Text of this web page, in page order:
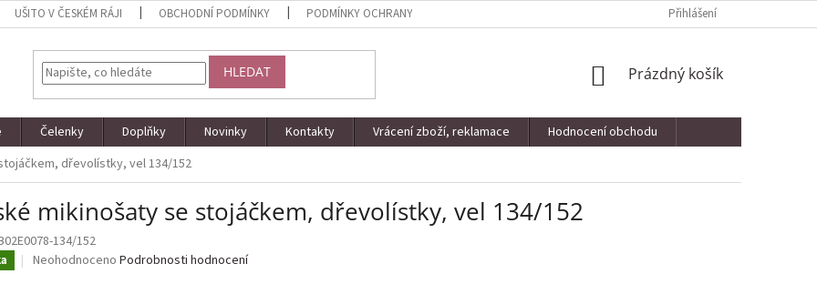
UŠITO V ČESKÉM RÁJI OBCHODNÍ PODMÍNKY PODMÍNKY OCHRANY OSOBNÍCH ÚDAJŮ VRÁCENÍ ZBOŽÍ, REKLAMACE
Přihlášení
HLEDAT
NÁKUPNÍ
Prázdný košík
Čelenky Doplňky Novinky Kontakty Vrácení zboží, reklamace
Hodnocení obchodu
dřevolístky, vel 134/152
mikinošaty se stojáčkem, dřevolístky, vel 134/152
134/152
Průměrné
Neohodnoceno Podrobnosti hodnocení